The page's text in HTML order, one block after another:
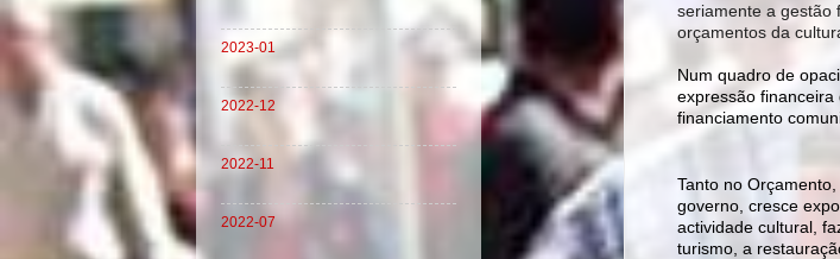
2023-01
2022-12
2022-11
2022-07
seriamente a gestão
orçamentos da
Num quadro de
expressão
financiamento
Tanto no
governo, cresce
actividade cultural,
turismo, a